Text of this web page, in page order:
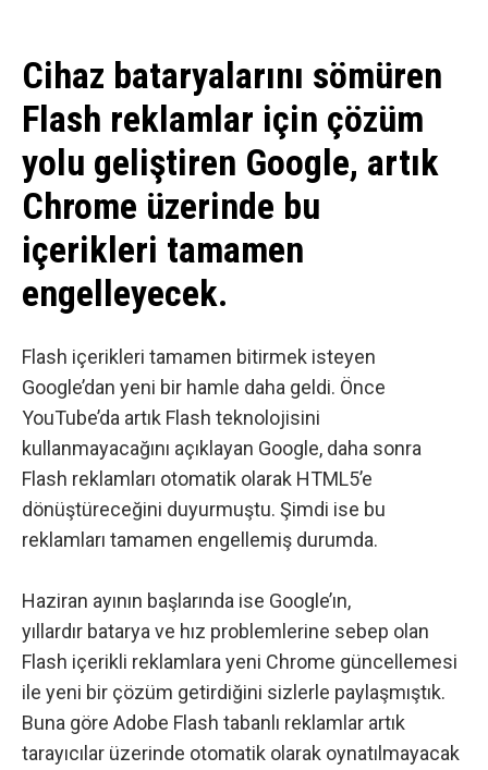
Cihaz bataryalarını sömüren
Flash reklamlar için çözüm
yolu geliştiren Google, artık
Chrome üzerinde bu
içerikleri tamamen
engelleyecek.
Flash içerikleri tamamen bitirmek isteyen
Google’dan yeni bir hamle daha geldi. Önce
YouTube’da artık Flash teknolojisini
kullanmayacağını açıklayan Google, daha sonra
Flash reklamları otomatik olarak HTML5’e
dönüştüreceğini duyurmuştu. Şimdi ise bu
reklamları tamamen engellemiş durumda.
Haziran ayının başlarında ise Google’ın,
yıllardır batarya ve hız problemlerine sebep olan
Flash içerikli reklamlara yeni Chrome güncellemesi
ile yeni bir çözüm getirdiğini sizlerle paylaşmıştık.
Buna göre Adobe Flash tabanlı reklamlar artık
tarayıcılar üzerinde otomatik olarak oynatılmayacak